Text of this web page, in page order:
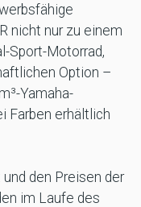
nicht nur zu einem
Sport-Motorrad,
Option –
Yamaha-
Farben erhältlich
den Preisen der
im Laufe des